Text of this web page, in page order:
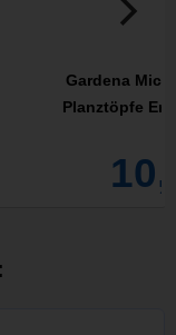
Gardena
Planztöpfe